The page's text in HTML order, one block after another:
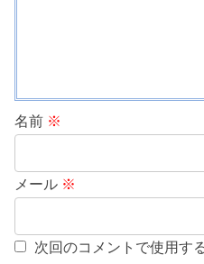
名前 ※
メール ※
次回のコメントで使用す